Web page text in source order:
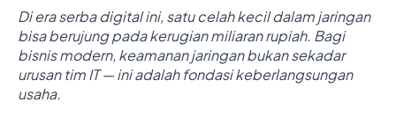
Di era serba digital ini, satu celah kecil dalam jaringan
bisa berujung pada kerugian miliaran rupiah. Bagi
bisnis modern, keamanan jaringan bukan sekadar
urusan tim IT — ini adalah fondasi keberlangsungan
usaha.